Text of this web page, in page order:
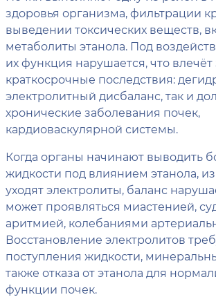
здоровья организма, фильтрации
выведении токсических веществ,
метаболиты этанола. Под
их функция нарушается, что влечёт
краткосрочные последствия:
электролитный дисбаланс, так и
хронические заболевания почек,
кардиоваскулярной системы.
Когда органы начинают выводить
жидкости под влиянием этанола, из
уходят электролиты, баланс
может проявляться миастенией,
аритмией, колебаниями
Восстановление электролитов
поступления жидкости,
также отказа от этанола для
функции почек.